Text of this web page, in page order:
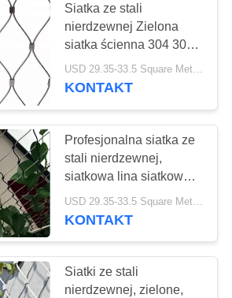
ze stali
obudowy
34
Siatka ze stali
nierdzewnej Zielona
siatka ścienna 304 304L
316 316L
USD 29.35-33.5 Square Meters MOQ:10 metrów kwadratowych
KONTAKT
Profesjonalna siatka ze
stali nierdzewnej,
siatkowa lina siatkowa
odporna na korozję
KONTAKT
Siatki ze stali
nierdzewnej, zielone,